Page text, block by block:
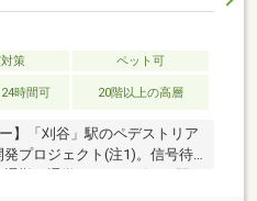
策
ペット可
時間可 20階以上の高層
】「刈谷」駅のペデストリア
プロジェクト(注1)。信号待